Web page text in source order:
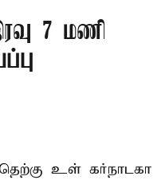
7 மணி
உள் கர்நாடகா